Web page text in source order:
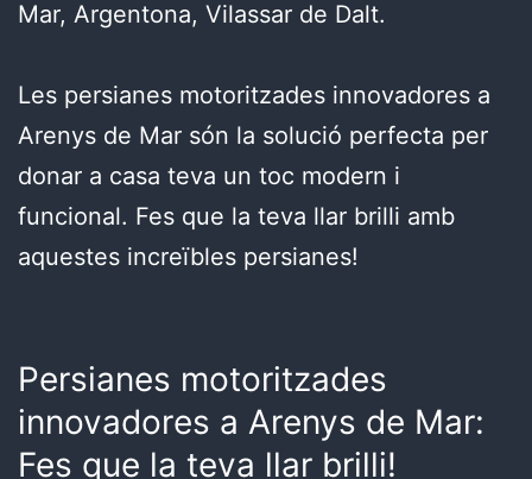
Mar, Argentona, Vilassar de Dalt.
Les persianes motoritzades innovadores a
Arenys de Mar són la solució perfecta per
donar a casa teva un toc modern i
funcional. Fes que la teva llar brilli amb
aquestes increïbles persianes!
Persianes motoritzades
innovadores a Arenys de Mar:
Fes que la teva llar brilli!